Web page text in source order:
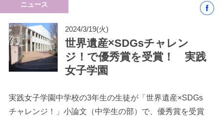
最近見た学校
ニュース
2024/3/19(火)
世界遺産×SDGsチャレン
ジ！で優秀賞を受賞！ 実践
女子学園
実践女子学園中学校の3年生の生徒が「世界遺産×SDGs
チャレンジ！」小論文（中学生の部）で、優秀賞を受賞